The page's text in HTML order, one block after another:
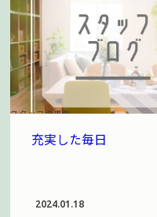
スタッフの裏側
充実した毎日
2024.01.18